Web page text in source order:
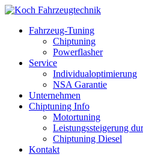
Fahrzeug-Tuning
Chiptuning
Powerflasher
Service
Individualoptimierung
NSA Garantie
Unternehmen
Chiptuning Info
Motortuning
Leistungssteigerung
Chiptuning Diesel
Kontakt